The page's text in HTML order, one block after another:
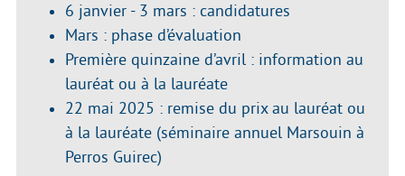
6 janvier - 3 mars : candidatures
Mars : phase d’évaluation
Première quinzaine d’avril : information au
lauréat ou à la lauréate
22 mai 2025 : remise du prix au lauréat ou
à la lauréate (séminaire annuel Marsouin à
Perros Guirec)